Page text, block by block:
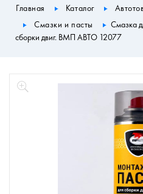
Главная Каталог
Смазки и пасты
Смазка
сборки двиг. ВМП АВТО 12077